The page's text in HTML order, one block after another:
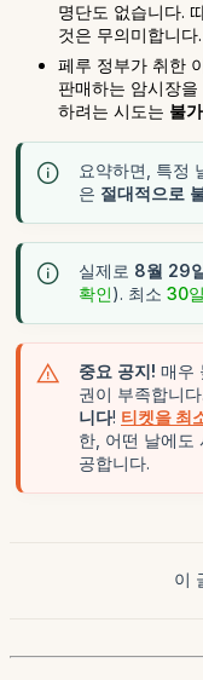
명단도 없습니다.
것은 무의미합니다.
페루 정부가 취한
판매하는 암시장
하려는 시도는 불
요약하면, 특정
은 절대적으로
실제로 8월 29
확인). 최소 30
중요 공지! 매우
권이 부족합니다.
니다! 티켓을 최
한, 어떤 날에도
공합니다.
이